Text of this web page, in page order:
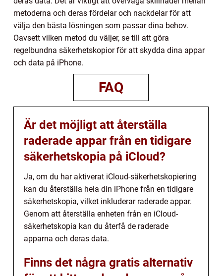
metoderna och deras fördelar och nackdelar för att
välja den bästa lösningen som passar dina behov.
Oavsett vilken metod du väljer, se till att göra
regelbundna säkerhetskopior för att skydda dina appar
och data på iPhone.
FAQ
Är det möjligt att återställa
raderade appar från en tidigare
säkerhetskopia på iCloud?
Ja, om du har aktiverat iCloud-säkerhetskopiering
kan du återställa hela din iPhone från en tidigare
säkerhetskopia, vilket inkluderar raderade appar.
Genom att återställa enheten från en iCloud-
säkerhetskopia kan du återfå de raderade
apparna och deras data.
Finns det några gratis alternativ